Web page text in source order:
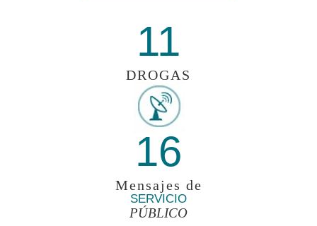
11
DROGAS
16
Mensajes de
SERVICIO
PÚBLICO